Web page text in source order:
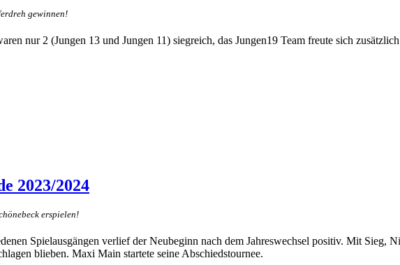
gewinnen!
nur 2 (Jungen 13 und Jungen 11) siegreich, das Jungen19 Team freute sich
2023/2024
erspielen!
Spielausgängen verlief der Neubeginn nach dem Jahreswechsel positiv. Mit Sieg,
blieben. Maxi Main startete seine Abschiedstournee.